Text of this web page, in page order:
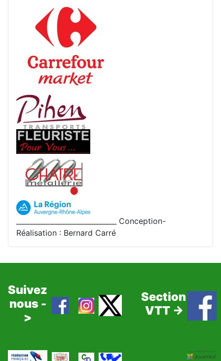
_____________________________ Conception-
Réalisation : Bernard Carré
Suivez
nous -
>
Section
VTT ->